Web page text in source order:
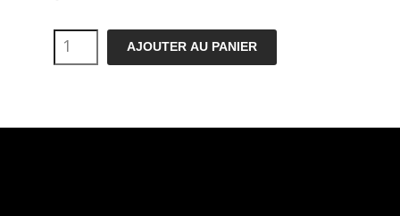
quantité
de
AJOUTER AU PANIER